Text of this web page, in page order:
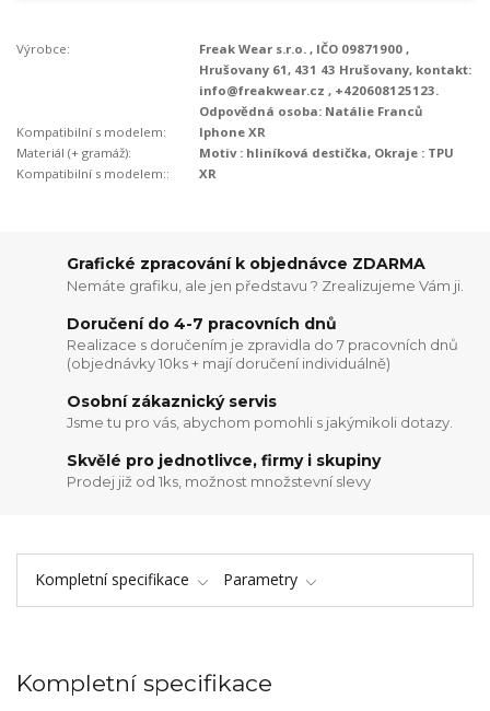
Výrobce:
Freak Wear s.r.o. , IČO 09871900 ,
Hrušovany 61, 431 43 Hrušovany, kontakt:
info@freakwear.cz , +420608125123.
Odpovědná osoba: Natálie Franců
Kompatibilní s modelem:
Iphone XR
Materiál (+ gramáž):
Motiv : hliníková destička, Okraje : TPU
Kompatibilní s modelem::
XR
Grafické zpracování k objednávce ZDARMA
Nemáte grafiku, ale jen představu ? Zrealizujeme Vám ji.
Doručení do 4-7 pracovních dnů
Realizace s doručením je zpravidla do 7 pracovních dnů
(objednávky 10ks + mají doručení individuálně)
Osobní zákaznický servis
Jsme tu pro vás, abychom pomohli s jakýmikoli dotazy.
Skvělé pro jednotlivce, firmy i skupiny
Prodej již od 1ks, možnost množstevní slevy
Kompletní specifikace Parametry
Kompletní specifikace